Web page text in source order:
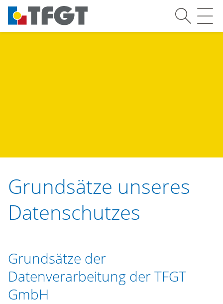
SUCHE
Grundsätze unseres
Datenschutzes
Grundsätze der
Datenverarbeitung der TFGT
GmbH